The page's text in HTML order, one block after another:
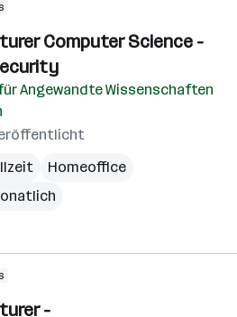
Computer Science -
Angewandte Wissenschaften
Homeoffice
-